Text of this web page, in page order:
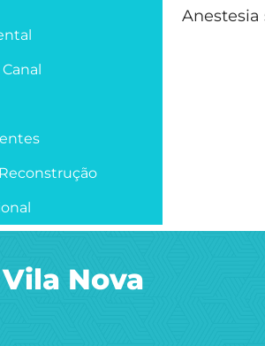
Anestesia
Nova